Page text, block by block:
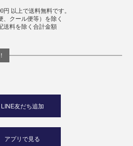
円 以上で送料無料です。
クール便等）を除く
送料を除く合計金額
LINE友だち追加
アプリで見る